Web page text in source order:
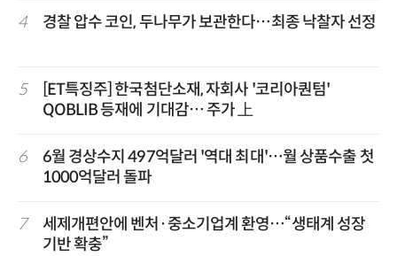
4 경찰 압수 코인, 두나무가 보관한다…최종 낙찰자 선정
5
[ET특징주] 한국첨단소재, 자회사 '코리아퀀텀'
QOBLIB 등재에 기대감… 주가 上
6
6월 경상수지 497억달러 '역대 최대'…월 상품수출 첫
1000억달러 돌파
7
세제개편안에 벤처·중소기업계 환영…“생태계 성장
기반 확충”